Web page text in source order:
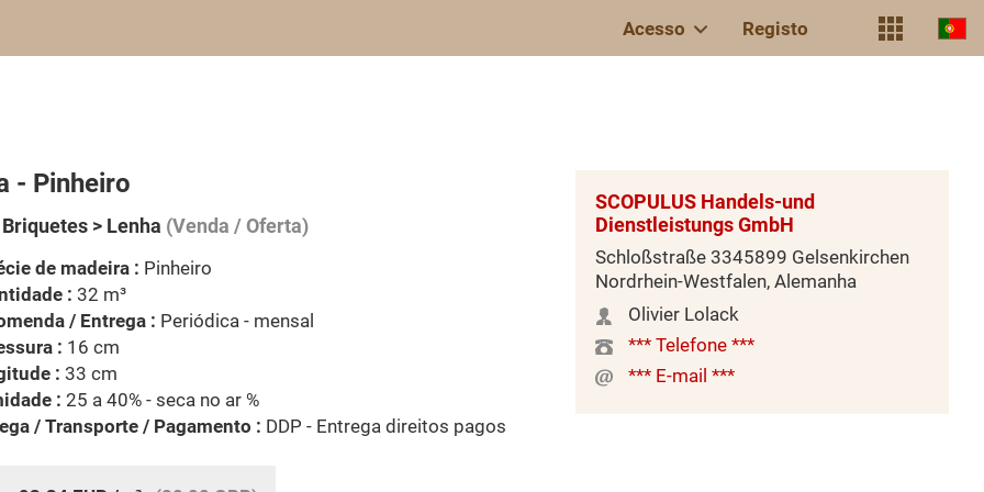
Acesso Registo
- Pinheiro
> Lenha (Venda / Oferta)
de madeira : Pinheiro
: 32 m³
/ Entrega : Periódica - mensal
: 16 cm
: 33 cm
: 25 a 40% - seca no ar %
/ Transporte / Pagamento : DDP - Entrega direitos pagos
SCOPULUS Handels-und
Dienstleistungs GmbH
Schloßstraße 3345899 Gelsenkirchen
Nordrhein-Westfalen, Alemanha
Olivier Lolack
*** Telefone ***
*** E-mail ***